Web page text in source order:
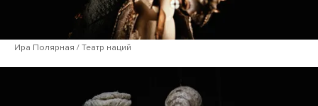
Ира Полярная / Театр наций